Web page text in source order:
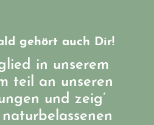
gehört auch Dir!
in unserem
teil an unseren
und zeig’